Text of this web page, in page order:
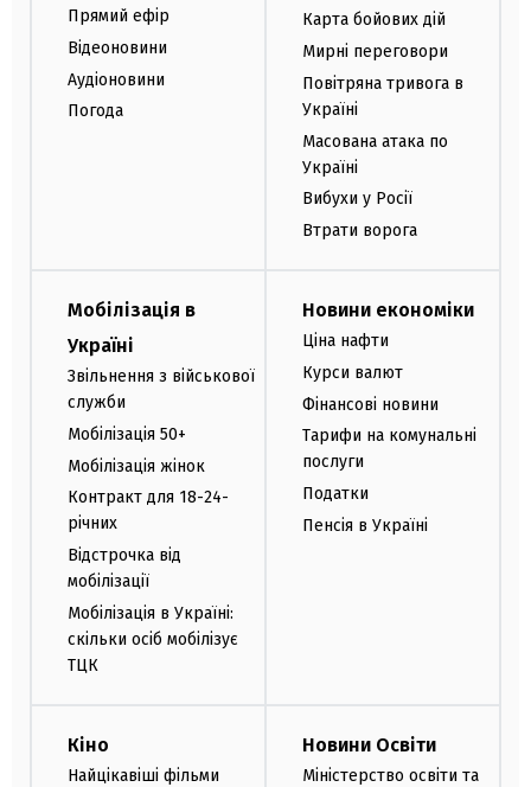
Прямий ефір
Відеоновини
Аудіоновини
Погода
Карта бойових дій
Мирні переговори
Повітряна тривога в
Україні
Масована атака по
Україні
Вибухи у Росії
Втрати ворога
Мобілізація в
Україні
Звільнення з військової
служби
Мобілізація 50+
Мобілізація жінок
Контракт для 18-24-
річних
Відстрочка від
мобілізації
Мобілізація в Україні:
скільки осіб мобілізує
ТЦК
Новини економіки
Ціна нафти
Курси валют
Фінансові новини
Тарифи на комунальні
послуги
Податки
Пенсія в Україні
Кіно
Найцікавіші фільми
Новини Освіти
Міністерство освіти та